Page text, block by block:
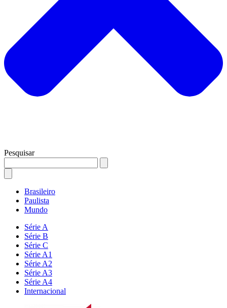
Pesquisar
Brasileiro
Paulista
Mundo
Série A
Série B
Série C
Série A1
Série A2
Série A3
Série A4
Internacional